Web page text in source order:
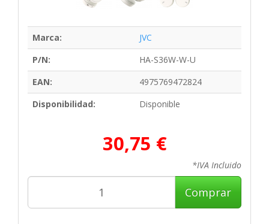
Marca:
JVC
P/N:
HA-S36W-W-U
EAN:
4975769472824
Disponibilidad:
Disponible
30,75 €
*IVA Incluido
Comprar